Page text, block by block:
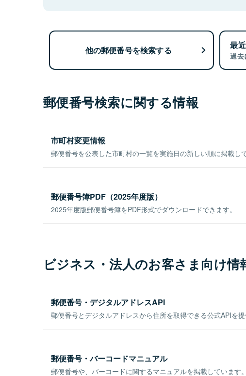
他の郵便番号を検索する 最
過去
郵便番号検索に関する情報
市町村変更情報
郵便番号を公表した市町村の一覧を実施日の新しい順に掲載し
郵便番号簿PDF（2025年度版）
2025年度版郵便番号簿をPDF形式でダウンロードできます。
ビジネス・法人のお客さま向け情
郵便番号・デジタルアドレスAPI
郵便番号とデジタルアドレスから住所を取得できる公式APIを提
郵便番号・バーコードマニュアル
郵便番号や、バーコードに関するマニュアルを掲載しています。